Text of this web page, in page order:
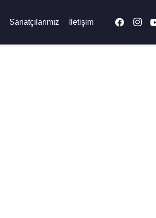
Sanatçılarımız İletişim